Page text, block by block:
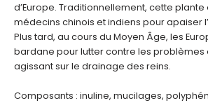
d’Europe. Traditionnellement, cette
médecins chinois et indiens pour apaiser
Plus tard, au cours du Moyen Âge, les
bardane pour lutter contre les problèmes
agissant sur le drainage des reins.
Composants : inuline, mucilages,